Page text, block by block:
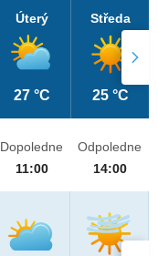
Úterý
27 °C
Středa
25 °C
Dopoledne
11:00
Odpoledne
14:00